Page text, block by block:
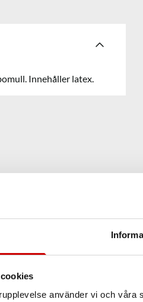
använder vi och
Innehåller latex.